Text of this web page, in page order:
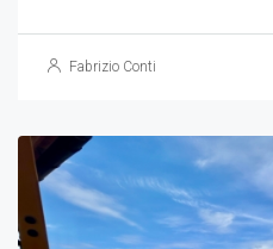
Fabrizio Conti